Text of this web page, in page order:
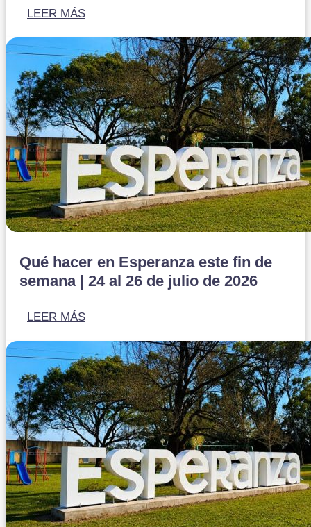
LEER MÁS
Qué hacer en Esperanza este fin de
semana | 24 al 26 de julio de 2026
LEER MÁS